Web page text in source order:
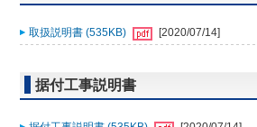
取扱説明書 (535KB) [2020/07/14]
据付工事説明書